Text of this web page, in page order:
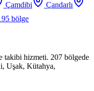
Çamdibi
Çandarlı
bölge
takibi hizmeti. 207 bölgede
Uşak, Kütahya,